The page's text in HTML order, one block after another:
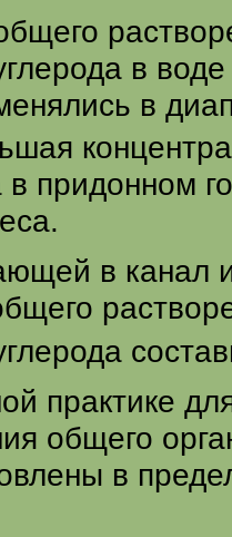
в
в
придонном
в канал
практике
общего
в